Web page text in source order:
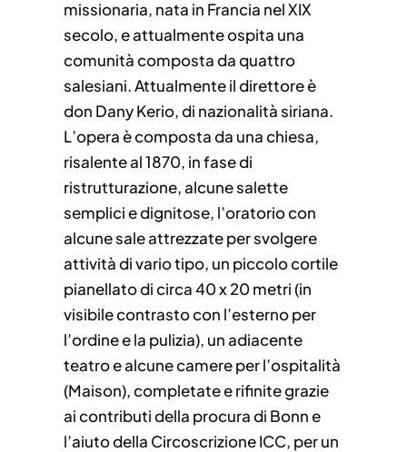
missionaria, nata in Francia nel XIX
secolo, e attualmente ospita una
comunità composta da quattro
salesiani. Attualmente il direttore è
don Dany Kerio, di nazionalità siriana.
L’opera è composta da una chiesa,
risalente al 1870, in fase di
ristrutturazione, alcune salette
semplici e dignitose, l’oratorio con
alcune sale attrezzate per svolgere
attività di vario tipo, un piccolo cortile
pianellato di circa 40 x 20 metri (in
visibile contrasto con l’esterno per
l’ordine e la pulizia), un adiacente
teatro e alcune camere per l’ospitalità
(Maison), completate e rifinite grazie
ai contributi della procura di Bonn e
l’aiuto della Circoscrizione ICC, per un